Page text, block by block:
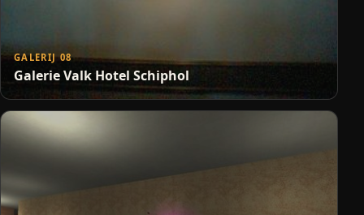
GALERIJ 08
Galerie Valk Hotel Schiphol